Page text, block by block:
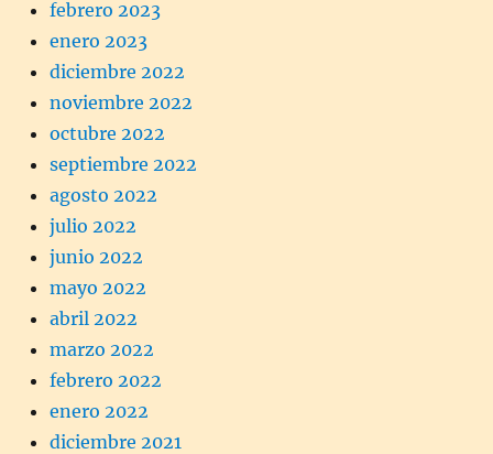
febrero 2023
enero 2023
diciembre 2022
noviembre 2022
octubre 2022
septiembre 2022
agosto 2022
julio 2022
junio 2022
mayo 2022
abril 2022
marzo 2022
febrero 2022
enero 2022
diciembre 2021